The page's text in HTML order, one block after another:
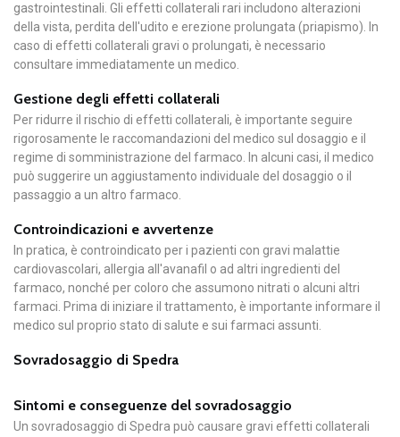
gastrointestinali. Gli effetti collaterali rari includono alterazioni
della vista, perdita dell'udito e erezione prolungata (priapismo). In
caso di effetti collaterali gravi o prolungati, è necessario
consultare immediatamente un medico.
Gestione degli effetti collaterali
Per ridurre il rischio di effetti collaterali, è importante seguire
rigorosamente le raccomandazioni del medico sul dosaggio e il
regime di somministrazione del farmaco. In alcuni casi, il medico
può suggerire un aggiustamento individuale del dosaggio o il
passaggio a un altro farmaco.
Controindicazioni e avvertenze
In pratica, è controindicato per i pazienti con gravi malattie
cardiovascolari, allergia all'avanafil o ad altri ingredienti del
farmaco, nonché per coloro che assumono nitrati o alcuni altri
farmaci. Prima di iniziare il trattamento, è importante informare il
medico sul proprio stato di salute e sui farmaci assunti.
Sovradosaggio di Spedra
Sintomi e conseguenze del sovradosaggio
Un sovradosaggio di Spedra può causare gravi effetti collaterali